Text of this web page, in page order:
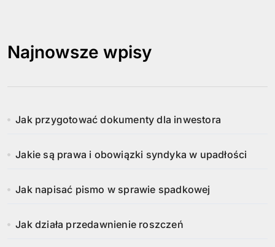
Najnowsze wpisy
Jak przygotować dokumenty dla inwestora
Jakie są prawa i obowiązki syndyka w upadłości
Jak napisać pismo w sprawie spadkowej
Jak działa przedawnienie roszczeń